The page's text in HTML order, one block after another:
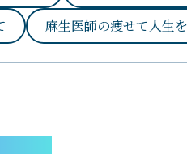
麻生医師の痩せて人生